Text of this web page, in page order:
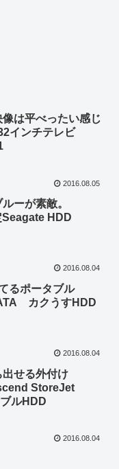
は平べったい感じ
インチテレビ
2016.08.05
ーが素敵。
HDD
2016.08.04
るポータブル
カクうすHDD
2016.08.04
出せる外付け
StoreJet
ルHDD
2016.08.04